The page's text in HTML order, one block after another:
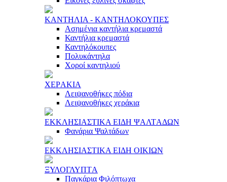
ΚAΝΤΗΛΙA - ΚAΝΤΗΛΟΚΟΥΠΕΣ
Ασημένια καντήλια κρεμαστά
Καντήλια κρεμαστά
Καντηλόκουπες
Πολυκάντηλα
Χοροί καντηλιού
ΧΕΡAΚΙA
Λειψανοθήκες πόδια
Λειψανοθήκες χεράκια
ΕΚΚΛΗΣΙAΣΤΙΚA ΕΙΔΗ ΨAΛΤAΔΩΝ
Φανάρια Ψαλτάδων
ΕΚΚΛΗΣΙAΣΤΙΚA ΕΙΔΗ ΟΙΚΙΩΝ
ΞΥΛΟΓΛΥΠΤA
Παγκάρια Φιλόπτωχα